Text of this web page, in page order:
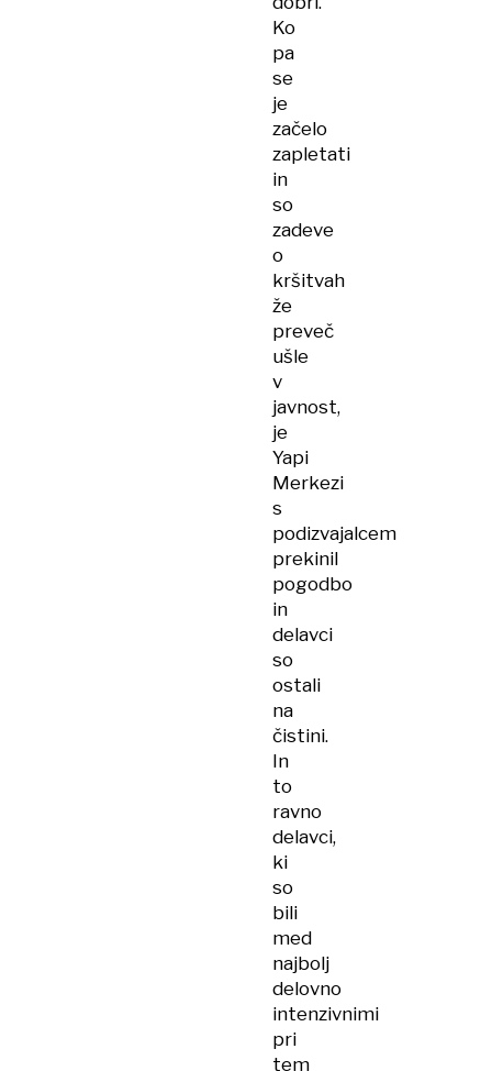
Ko
pa
se
je
začelo
zapletati
in
so
zadeve
o
kršitvah
že
preveč
ušle
v
javnost,
je
Yapi
Merkezi
s
podizvajalcem
prekinil
pogodbo
in
delavci
so
ostali
na
čistini.
In
to
ravno
delavci,
ki
so
bili
med
najbolj
delovno
intenzivnimi
pri
tem